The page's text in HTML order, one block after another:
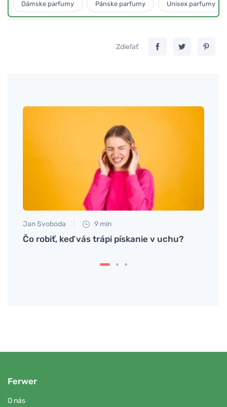
Dámske parfumy Pánske parfumy Unisex parfumy
Zdieľať
Jan Svoboda 9 min
Čo robiť, keď vás trápi pískanie v uchu?
Ferwer
O nás